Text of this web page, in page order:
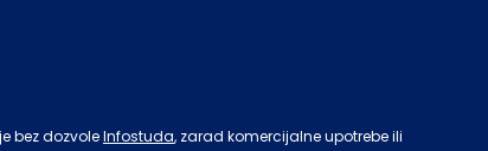
bez dozvoleInfostuda, zarad komercijalne upotrebe ili